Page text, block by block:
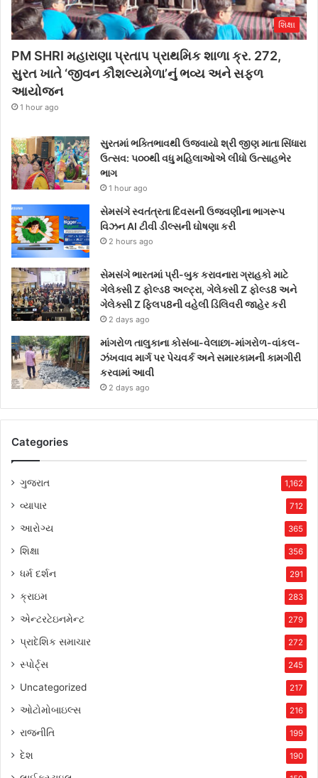
શિક્ષા
PM SHRI મહારાણા પ્રતાપ પ્રાથમિક શાળા ક્ર. 272,
સુરત ખાતે ‘જીવન કૌશલ્યમેળા’નું ભવ્ય અને સફળ
આયોજન
1 hour ago
સુરતમાં ભક્તિભાવથી ઉજવાયો શ્રી જીણ માતા સિંધારા
ઉત્સવ: ૫૦૦થી વધુ મહિલાઓએ લીધો ઉત્સાહભેર
ભાગ
1 hour ago
સેમસંગે સ્વતંત્રતા દિવસની ઉજવણીના ભાગરૂપ
વિઝન AI ટીવી ડીલ્સની ઘોષણા કરી
2 hours ago
સેમસંગે ભારતમાં પ્રી-બુક કરાવનારા ગ્રાહકો માટે
ગેલેક્સી Z ફોલ્ડ8 અલ્ટ્રા, ગેલેક્સી Z ફોલ્ડ8 અને
ગેલેક્સી Z ફ્લિપ8ની વહેલી ડિલિવરી જાહેર કરી
2 days ago
માંગરોળ તાલુકાના કોસંબા-વેલાછા-માંગરોળ-વાંકલ-
ઝંખવાવ માર્ગ પર પેચવર્ક અને સમારકામની કામગીરી
કરવામાં આવી
2 days ago
Categories
ગુજરાત 1,162
વ્યાપાર 712
આરોગ્ય 365
શિક્ષા 356
ધર્મ દર્શન 291
ક્રાઇમ 283
એન્ટરટેઇનમેન્ટ 279
પ્રાદેશિક સમાચાર 272
સ્પોર્ટ્સ 245
Uncategorized 217
ઓટોમોબાઇલ્સ 216
રાજનીતિ 199
દેશ 190